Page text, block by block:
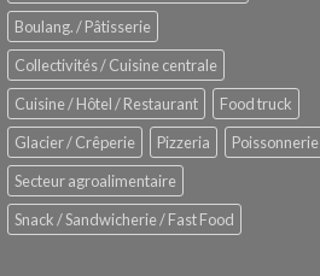
Boulang. / Pâtisserie
Collectivités / Cuisine centrale
Cuisine / Hôtel / Restaurant
Food truck
Glacier / Crêperie
Pizzeria
Poissonnerie
Secteur agroalimentaire
Snack / Sandwicherie / Fast Food